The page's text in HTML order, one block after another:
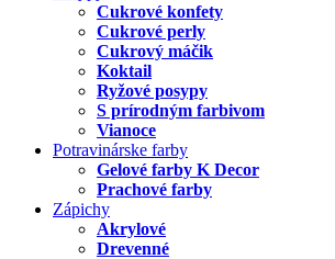
Cukrové konfety
Cukrové perly
Cukrový máčik
Koktail
Ryžové posypy
S prírodným farbivom
Vianoce
Potravinárske farby
Gelové farby K Decor
Prachové farby
Zápichy
Akrylové
Drevenné